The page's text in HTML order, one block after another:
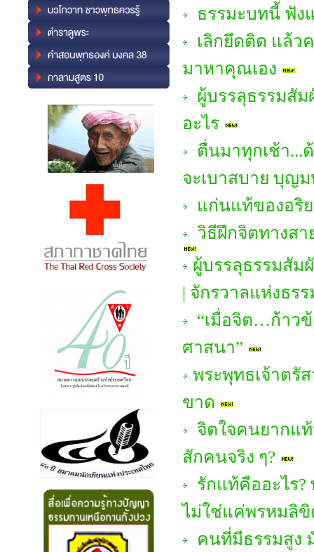
ธรรมะบทนี้ ฟัง
เลิกยึดติด แล้ว
มาหาคุณเอง
ผู้บรรลุธรรมสัม
อะไร
ตื่นมาทุกเช้า...
จะเบาสบาย บุญ
แก่นแท้ของอริ
วิธีฝึกจิตทางสา
ผู้บรรลุธรรมสัม
| จักรวาลแห่งธรร
“เมื่อจิต…ก้าว
ศาสนา”
พระพุทธเจ้าตรั
ขาด
จิตใจคนยากแ
สักคนจริง ๆ?
รักแท้คืออะไร
ไม่ใช่แค่พรหมลิ
คนที่มีธรรมสูง